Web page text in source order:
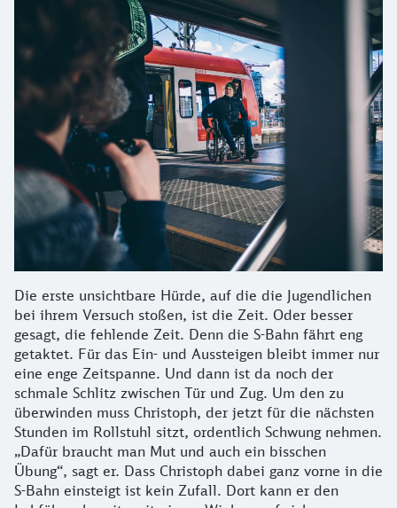
Die erste unsichtbare Hürde, auf die die Jugendlichen
bei ihrem Versuch stoßen, ist die Zeit. Oder besser
gesagt, die fehlende Zeit. Denn die S-Bahn fährt eng
getaktet. Für das Ein- und Aussteigen bleibt immer nur
eine enge Zeitspanne. Und dann ist da noch der
schmale Schlitz zwischen Tür und Zug. Um den zu
überwinden muss Christoph, der jetzt für die nächsten
Stunden im Rollstuhl sitzt, ordentlich Schwung nehmen.
„Dafür braucht man Mut und auch ein bisschen
Übung“, sagt er. Dass Christoph dabei ganz vorne in die
S-Bahn einsteigt ist kein Zufall. Dort kann er den